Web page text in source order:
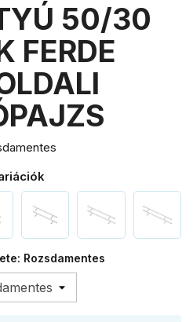
50/30
FERDE
Rozsdamentes